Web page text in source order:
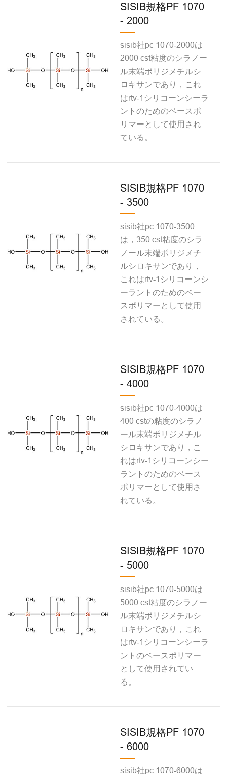
SISIB規格PF 1070
- 2000
sisib社pc 1070‐2000は
2000 cst粘度のシラノー
ル末端ポリジメチルシ
ロキサンであり，これ
はrtv‐1シリコーンシーラ
ントのためのベースポ
リマーとして使用され
ている。
SISIB規格PF 1070
- 3500
sisib社pc 1070‐3500
は，350 cst粘度のシラ
ノール末端ポリジメチ
ルシロキサンであり，
これはrtv‐1シリコーンシ
ーラントのためのベー
スポリマーとして使用
されている。
SISIB規格PF 1070
- 4000
sisib社pc 1070‐4000は
400 cstの粘度のシラノ
ール末端ポリジメチル
シロキサンであり，こ
れはrtv‐1シリコーンシー
ラントのためのベース
ポリマーとして使用さ
れている。
SISIB規格PF 1070
- 5000
sisib社pc 1070‐5000は
5000 cst粘度のシラノー
ル末端ポリジメチルシ
ロキサンであり，これ
はrtv‐1シリコーンシーラ
ントのベースポリマー
として使用されてい
る。
SISIB規格PF 1070
- 6000
sisib社pc 1070‐6000は